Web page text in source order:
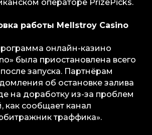
операторе PrizePicks.
работы Mellstroy Casino
онлайн-казино
была приостановлена всего
запуска. Партнёрам
об остановке залива
на доработку из-за проблем
как сообщает канал
траффика».